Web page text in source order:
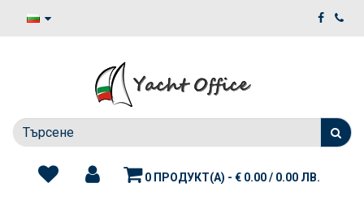
0 ПРОДУКТ(А) - € 0.00 / 0.00 ЛВ.